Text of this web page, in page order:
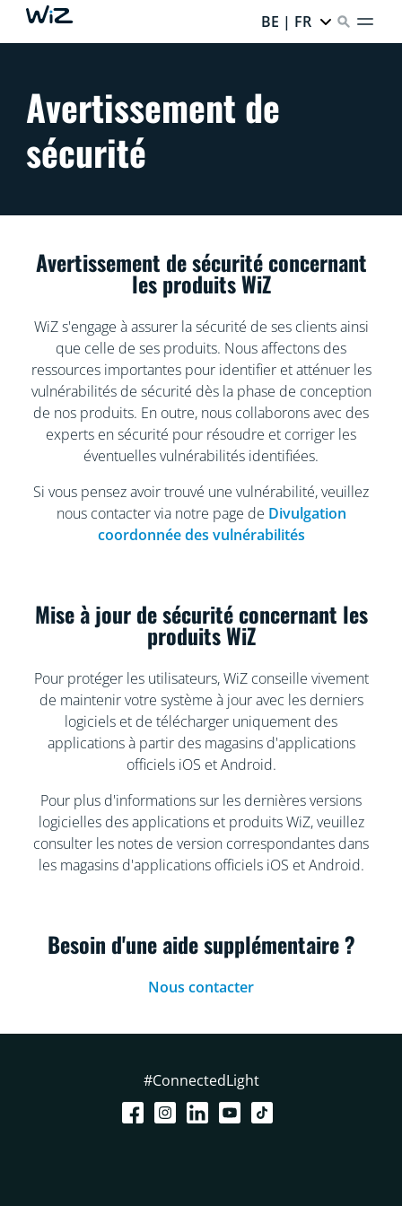
BE | FR
Avertissement de
sécurité
Avertissement de sécurité concernant
les produits WiZ
WiZ s'engage à assurer la sécurité de ses clients ainsi
que celle de ses produits. Nous affectons des
ressources importantes pour identifier et atténuer les
vulnérabilités de sécurité dès la phase de conception
de nos produits. En outre, nous collaborons avec des
experts en sécurité pour résoudre et corriger les
éventuelles vulnérabilités identifiées.
Si vous pensez avoir trouvé une vulnérabilité, veuillez
nous contacter via notre page de Divulgation
coordonnée des vulnérabilités
Mise à jour de sécurité concernant les
produits WiZ
Pour protéger les utilisateurs, WiZ conseille vivement
de maintenir votre système à jour avec les derniers
logiciels et de télécharger uniquement des
applications à partir des magasins d'applications
officiels iOS et Android.
Pour plus d'informations sur les dernières versions
logicielles des applications et produits WiZ, veuillez
consulter les notes de version correspondantes dans
les magasins d'applications officiels iOS et Android.
Besoin d'une aide supplémentaire ?
Nous contacter
#ConnectedLight